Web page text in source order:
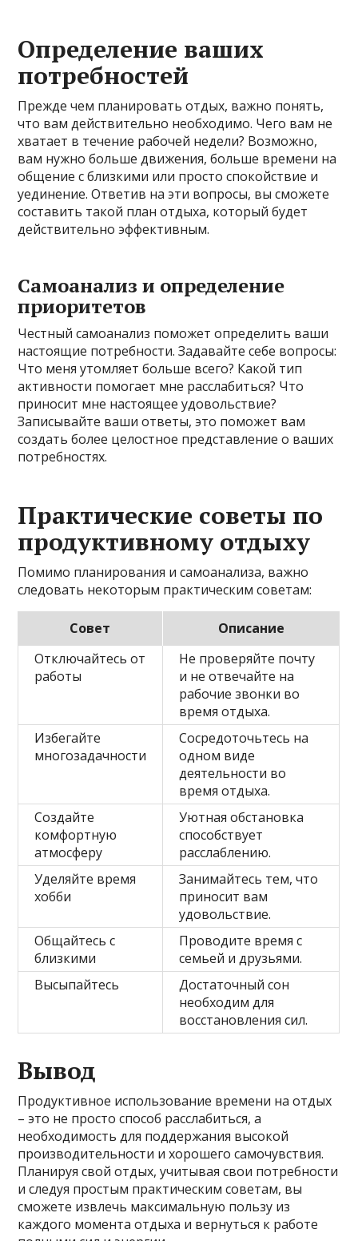
Определение ваших
потребностей
Прежде чем планировать отдых, важно понять,
что вам действительно необходимо. Чего вам не
хватает в течение рабочей недели? Возможно,
вам нужно больше движения, больше времени на
общение с близкими или просто спокойствие и
уединение. Ответив на эти вопросы, вы сможете
составить такой план отдыха, который будет
действительно эффективным.
Самоанализ и определение
приоритетов
Честный самоанализ поможет определить ваши
настоящие потребности. Задавайте себе вопросы:
Что меня утомляет больше всего? Какой тип
активности помогает мне расслабиться? Что
приносит мне настоящее удовольствие?
Записывайте ваши ответы, это поможет вам
создать более целостное представление о ваших
потребностях.
Практические советы по
продуктивному отдыху
Помимо планирования и самоанализа, важно
следовать некоторым практическим советам:
Совет
Описание
Отключайтесь от
работы
Не проверяйте почту
и не отвечайте на
рабочие звонки во
время отдыха.
Избегайте
многозадачности
Сосредоточьтесь на
одном виде
деятельности во
время отдыха.
Создайте
комфортную
атмосферу
Уютная обстановка
способствует
расслаблению.
Уделяйте время
хобби
Занимайтесь тем, что
приносит вам
удовольствие.
Общайтесь с
близкими
Проводите время с
семьей и друзьями.
Высыпайтесь
Достаточный сон
необходим для
восстановления сил.
Вывод
Продуктивное использование времени на отдых
– это не просто способ расслабиться, а
необходимость для поддержания высокой
производительности и хорошего самочувствия.
Планируя свой отдых, учитывая свои потребности
и следуя простым практическим советам, вы
сможете извлечь максимальную пользу из
каждого момента отдыха и вернуться к работе